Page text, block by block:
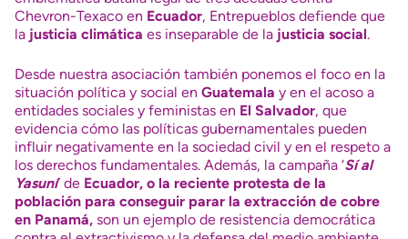
Chevron-Texaco en Ecuador, Entrepueblos defiende que
la justicia climática es inseparable de la justicia social.
Desde nuestra asociación también ponemos el foco en la
situación política y social en Guatemala y en el acoso a
entidades sociales y feministas en El Salvador, que
evidencia cómo las políticas gubernamentales pueden
influir negativamente en la sociedad civil y en el respeto a
los derechos fundamentales. Además, la campaña ‘Sí al
Yasuní‘ de Ecuador, o la reciente protesta de la
población para conseguir parar la extracción de cobre
en Panamá, son un ejemplo de resistencia democrática